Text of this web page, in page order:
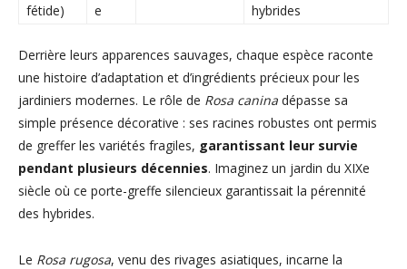
fétide)
e
hybrides
Derrière leurs apparences sauvages, chaque espèce raconte
une histoire d’adaptation et d’ingrédients précieux pour les
jardiniers modernes. Le rôle de Rosa canina dépasse sa
simple présence décorative : ses racines robustes ont permis
de greffer les variétés fragiles, garantissant leur survie
pendant plusieurs décennies. Imaginez un jardin du XIXe
siècle où ce porte-greffe silencieux garantissait la pérennité
des hybrides.
Le Rosa rugosa, venu des rivages asiatiques, incarne la